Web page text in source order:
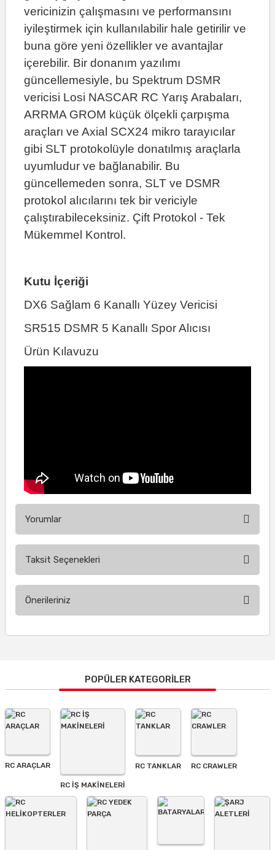
vericinizin çalışmasını ve performansını
iyileştirmek için kullanılabilir hale getirilir ve
buna göre yeni özellikler ve avantajlar
içerebilir. Bir donanım yazılımı
güncellemesiyle, bu Spektrum DSMR
vericisi Losi NASCAR RC Yarış Arabaları,
ARRMA GROM küçük ölçekli çarpışma
araçları ve Axial SCX24 mikro tarayıcılar
gibi SLT protokolüyle donatılmış araçlarla
uyumludur ve bağlanabilir. Bu
güncellemeden sonra, SLT ve DSMR
protokol alıcılarını tek bir vericiyle
çalıştırabileceksiniz. Çift Protokol - Tek
Mükemmel Kontrol.
Kutu İçeriği
DX6 Sağlam 6 Kanallı Yüzey Vericisi
SR515 DSMR 5 Kanallı Spor Alıcısı
Ürün Kılavuzu
Yorumlar
Taksit Seçenekleri
Önerileriniz
Görüş ve önerileriniz için teşekkür ederiz.
Ürün resmi kalitesiz, bozuk veya görüntülenemiyor.
Ürün açıklamasında eksik bilgiler bulunuyor.
Ürün fiyatı diğer sitelerden daha pahalı.
Bu ürüne benzer farklı alternatifler olmalı.
POPÜLER KATEGORİLER
RC ARAÇLAR
RC İŞ MAKİNELERİ
RC TANKLAR RC CRAWLER